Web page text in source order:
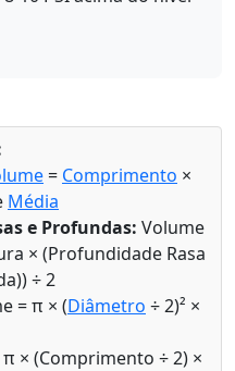
= Comprimento ×
Média
e Profundas: Volume
× (Profundidade Rasa
÷ 2
= π × (Diâmetro ÷ 2)² ×
× (Comprimento ÷ 2) ×